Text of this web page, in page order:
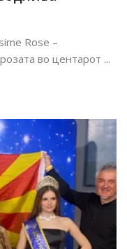
Rose –
во центарот ...